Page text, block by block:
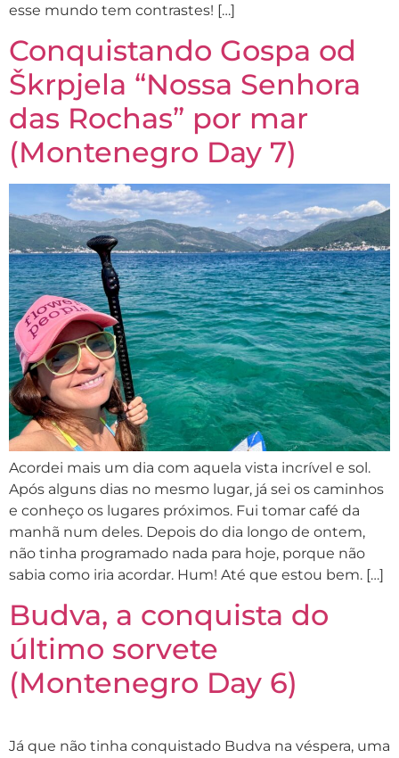
esse mundo tem contrastes! […]
Conquistando Gospa od
Škrpjela “Nossa Senhora
das Rochas” por mar
(Montenegro Day 7)
Acordei mais um dia com aquela vista incrível e sol.
Após alguns dias no mesmo lugar, já sei os caminhos
e conheço os lugares próximos. Fui tomar café da
manhã num deles. Depois do dia longo de ontem,
não tinha programado nada para hoje, porque não
sabia como iria acordar. Hum! Até que estou bem. […]
Budva, a conquista do
último sorvete
(Montenegro Day 6)
Já que não tinha conquistado Budva na véspera, uma